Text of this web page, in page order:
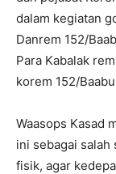
dalam kegiatan
Danrem 152/
Para Kabalak
korem 152/
Waasops Kasad
ini sebagai salah
fisik, agar